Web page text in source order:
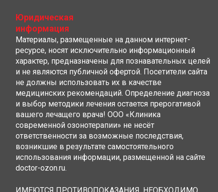
Юридическая
информация
Материалы, размещенные на данном интернет-
ресурсе, носят исключительно информационный
характер, предназначены для познавательных целей
и не являются публичной офертой. Посетители сайта
не должны использовать их в качестве
медицинских рекомендаций. Определение диагноза
и выбор методики лечения остается прерогативой
вашего лечащего врача! ООО «Клиника
современной озонотерапии» не несёт
ответственности за возможные последствия,
возникшие в результате самостоятельного
использования информации, размещенной на сайте
doctor-ozon.ru.